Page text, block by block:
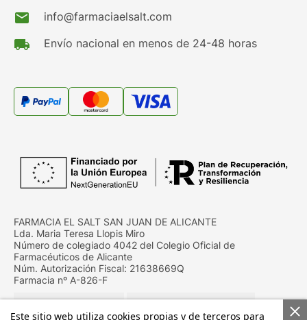
mail info@farmaciaelsalt.com
local_shipping Envío nacional en menos de 24-48 horas
FARMACIA EL SALT SAN JUAN DE ALICANTE
Lda. Maria Teresa Llopis Miro
Número de colegiado 4042 del Colegio Oficial de
Farmacéuticos de Alicante
Núm. Autorización Fiscal: 21638669Q
Farmacia nº A-826-F
Este sitio web utiliza cookies propias y de terceros para